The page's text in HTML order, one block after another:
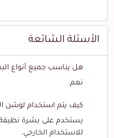
الأسئلة الشائعة
هل يناسب جميع أنواع
نعم.
كيف يتم استخدام لوشن
يستخدم على بشرة
للاستخدام الخارجي.